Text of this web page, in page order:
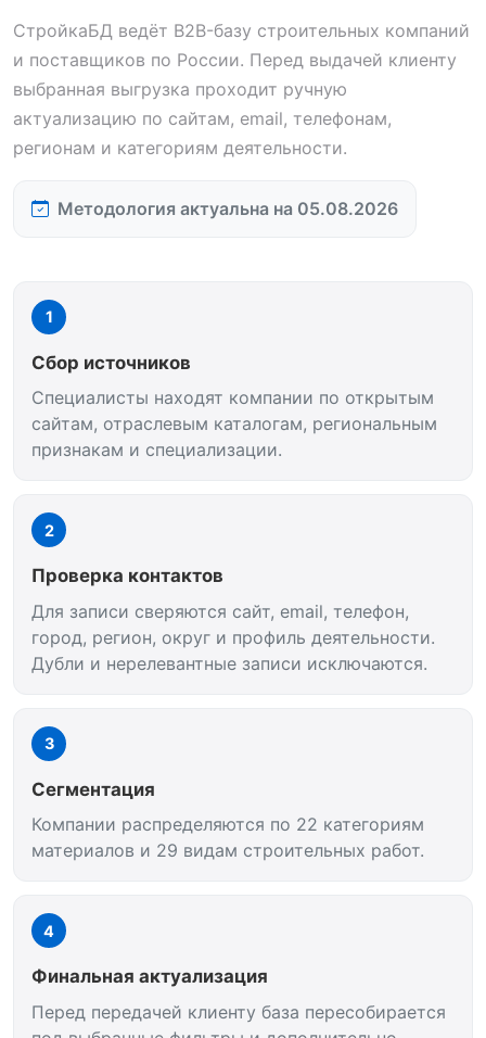
СтройкаБД ведёт B2B-базу строительных компаний
и поставщиков по России. Перед выдачей клиенту
выбранная выгрузка проходит ручную
актуализацию по сайтам, email, телефонам,
регионам и категориям деятельности.
Методология актуальна на 05.08.2026
1
Сбор источников
Специалисты находят компании по открытым
сайтам, отраслевым каталогам, региональным
признакам и специализации.
2
Проверка контактов
Для записи сверяются сайт, email, телефон,
город, регион, округ и профиль деятельности.
Дубли и нерелевантные записи исключаются.
3
Сегментация
Компании распределяются по 22 категориям
материалов и 29 видам строительных работ.
4
Финальная актуализация
Перед передачей клиенту база пересобирается